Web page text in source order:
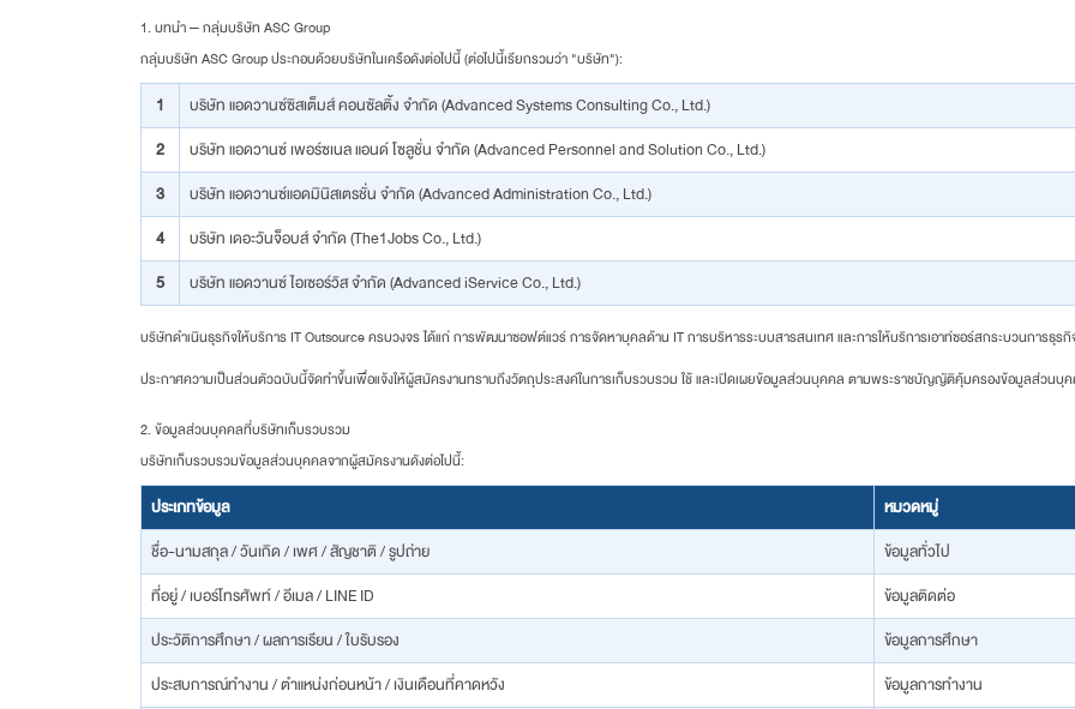
IT Outsourcing
Placement Service
IT Solutions
ENGLISH
English
1. บทนำ — กลุ่มบริษัท ASC Group
กลุ่มบริษัท ASC Group ประกอบด้วยบริษัทในเครือดังต่อไปนี้ (ต่อไปนี้เรียกรวมว่า "บริษัท"):
1
บริษัท แอดวานซ์ซิสเต็มส์ คอนซัลติ้ง จำกัด (Advanced Systems Consulting Co., Ltd.)
2
บริษัท แอดวานซ์ เพอร์ซเนล แอนด์ โซลูชั่น จำกัด (Advanced Personnel and Solution Co., Ltd.)
3
บริษัท แอดวานซ์แอดมินิสเตรชั่น จำกัด (Advanced Administration Co., Ltd.)
4
บริษัท เดอะวันจ็อบส์ จำกัด (The1Jobs Co., Ltd.)
5
บริษัท แอดวานซ์ ไอเซอร์วิส จำกัด (Advanced iService Co., Ltd.)
บริษัทดำเนินธุรกิจให้บริการ IT Outsource ครบวงจร ได้แก่ การพัฒนาซอฟต์แวร์ การจัดหาบุคลด้าน IT การบริหารระบบสารสนเทศ และการให้บริการเอาท์ซอร์สกระบวนการธุร
ประกาศความเป็นส่วนตัวฉบับนี้จัดทำขึ้นเพื่อแจ้งให้ผู้สมัครงานทราบถึงวัตถุประสงค์ในการเก็บรวบรวม ใช้ และเปิดเผยข้อมูลส่วนบุคคล ตามพระราชบัญญัติคุ้มครองข้อมูลส่วนบุ
2. ข้อมูลส่วนบุคคลที่บริษัทเก็บรวบรวม
บริษัทเก็บรวบรวมข้อมูลส่วนบุคคลจากผู้สมัครงานดังต่อไปนี้:
ประเภทข้อมูล
หมวดหมู่
ชื่อ-นามสกุล / วันเกิด / เพศ / สัญชาติ / รูปถ่าย
ข้อมูลทั่วไป
ที่อยู่ / เบอร์โทรศัพท์ / อีเมล / LINE ID
ข้อมูลติดต่อ
ประวัติการศึกษา / ผลการเรียน / ใบรับรอง
ข้อมูลการศึกษา
ประสบการณ์ทำงาน / ตำแหน่งก่อนหน้า / เงินเดือนที่คาดหวัง
ข้อมูลการทำงาน